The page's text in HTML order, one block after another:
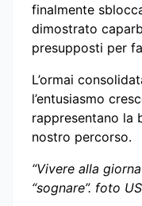
finalmente
dimostrato
presupposti per
L’ormai
l’entusiasmo
rappresentano la
nostro percorso.
“Vivere alla
“sognare”. foto